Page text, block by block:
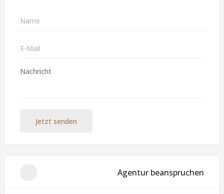
Jetzt senden
Agentur beanspruchen